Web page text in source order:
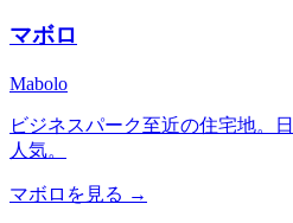
マボロ
Mabolo
ビジネスパーク至近の住宅地。
人気。
マボロ を見る →